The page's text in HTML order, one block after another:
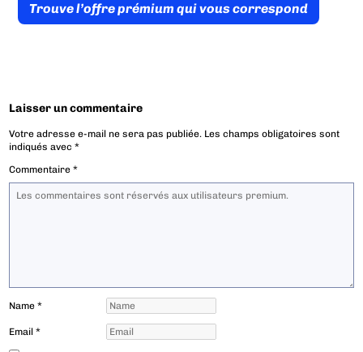
Trouve l’offre prémium qui vous correspond
Laisser un commentaire
Votre adresse e-mail ne sera pas publiée. Les champs obligatoires sont
indiqués avec*
Commentaire*
Name*
Email*